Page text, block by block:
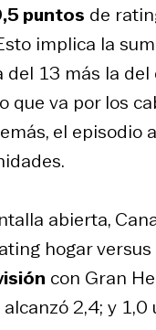
puntos de
implica la
13 más la del
que va por los
el episodio
abierta,
hogar versus
con Gran
2,4; y 1,0